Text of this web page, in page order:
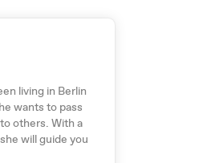
living in Berlin
wants to pass
others. With a
will guide you